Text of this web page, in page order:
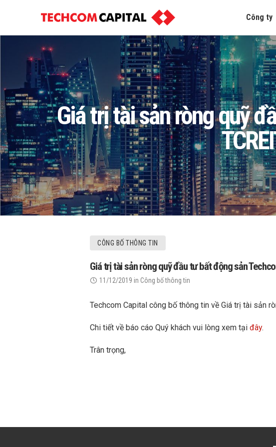
Công ty
Giá trị tài sản ròng quỹ
CÔNG BỐ THÔNG TIN
Giá trị tài sản ròng quỹ đầu tư bất động sản
11/12/2019 in Công bố thông tin
Techcom Capital công bố thông tin về Giá trị tài sản
Chi tiết về báo cáo Quý khách vui lòng xem tạiđây.
Trân trọng,